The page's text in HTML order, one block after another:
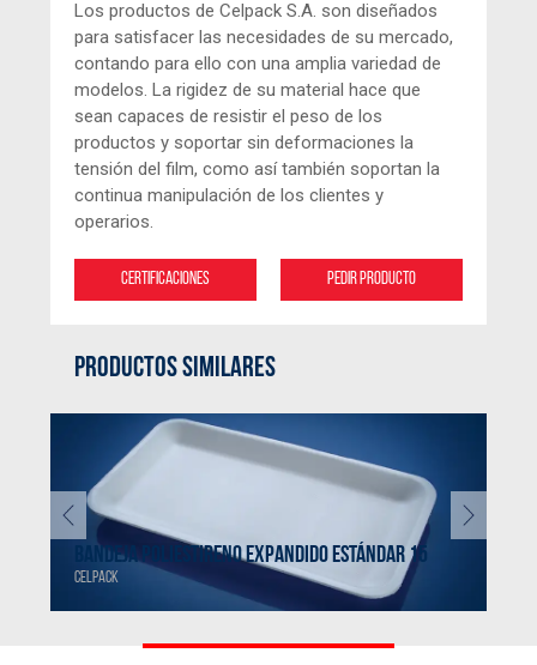
Los productos de Celpack S.A. son diseñados
para satisfacer las necesidades de su mercado,
contando para ello con una amplia variedad de
modelos. La rigidez de su material hace que
sean capaces de resistir el peso de los
productos y soportar sin deformaciones la
tensión del film, como así también soportan la
continua manipulación de los clientes y
operarios.
Certificaciones Pedir producto
PRODUCTOS SIMILARES
BANDEJA POLIESTIRENO EXPANDIDO ESTÁNDAR 15
CELPACK